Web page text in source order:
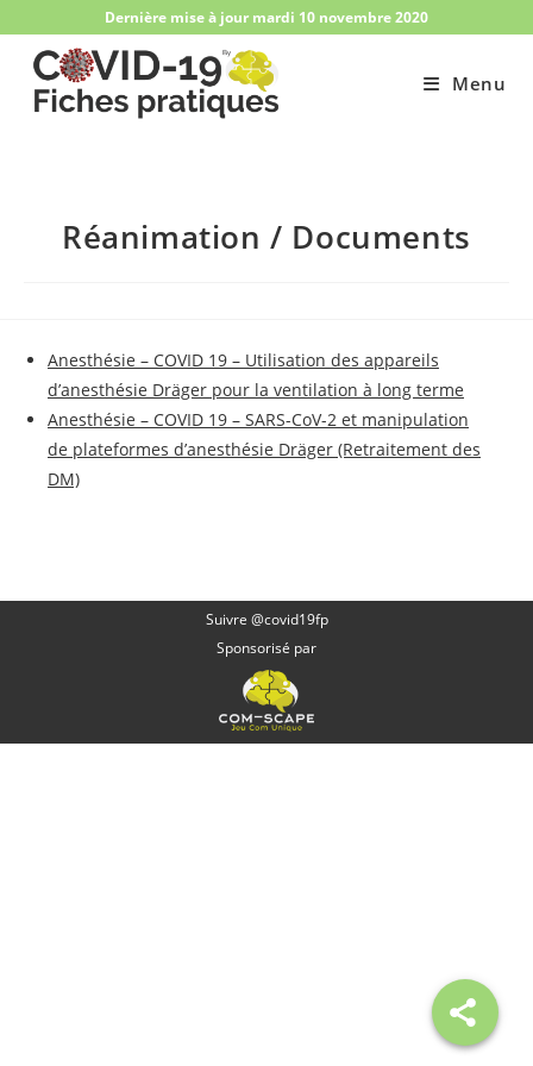
content
Dernière mise à jour mardi 10 novembre 2020
Menu
Réanimation / Documents
Anesthésie – COVID 19 – Utilisation des appareils
d’anesthésie Dräger pour la ventilation à long terme
Anesthésie – COVID 19 – SARS-CoV-2 et manipulation
de plateformes d’anesthésie Dräger (Retraitement des
DM)
Suivre @covid19fp
Sponsorisé par